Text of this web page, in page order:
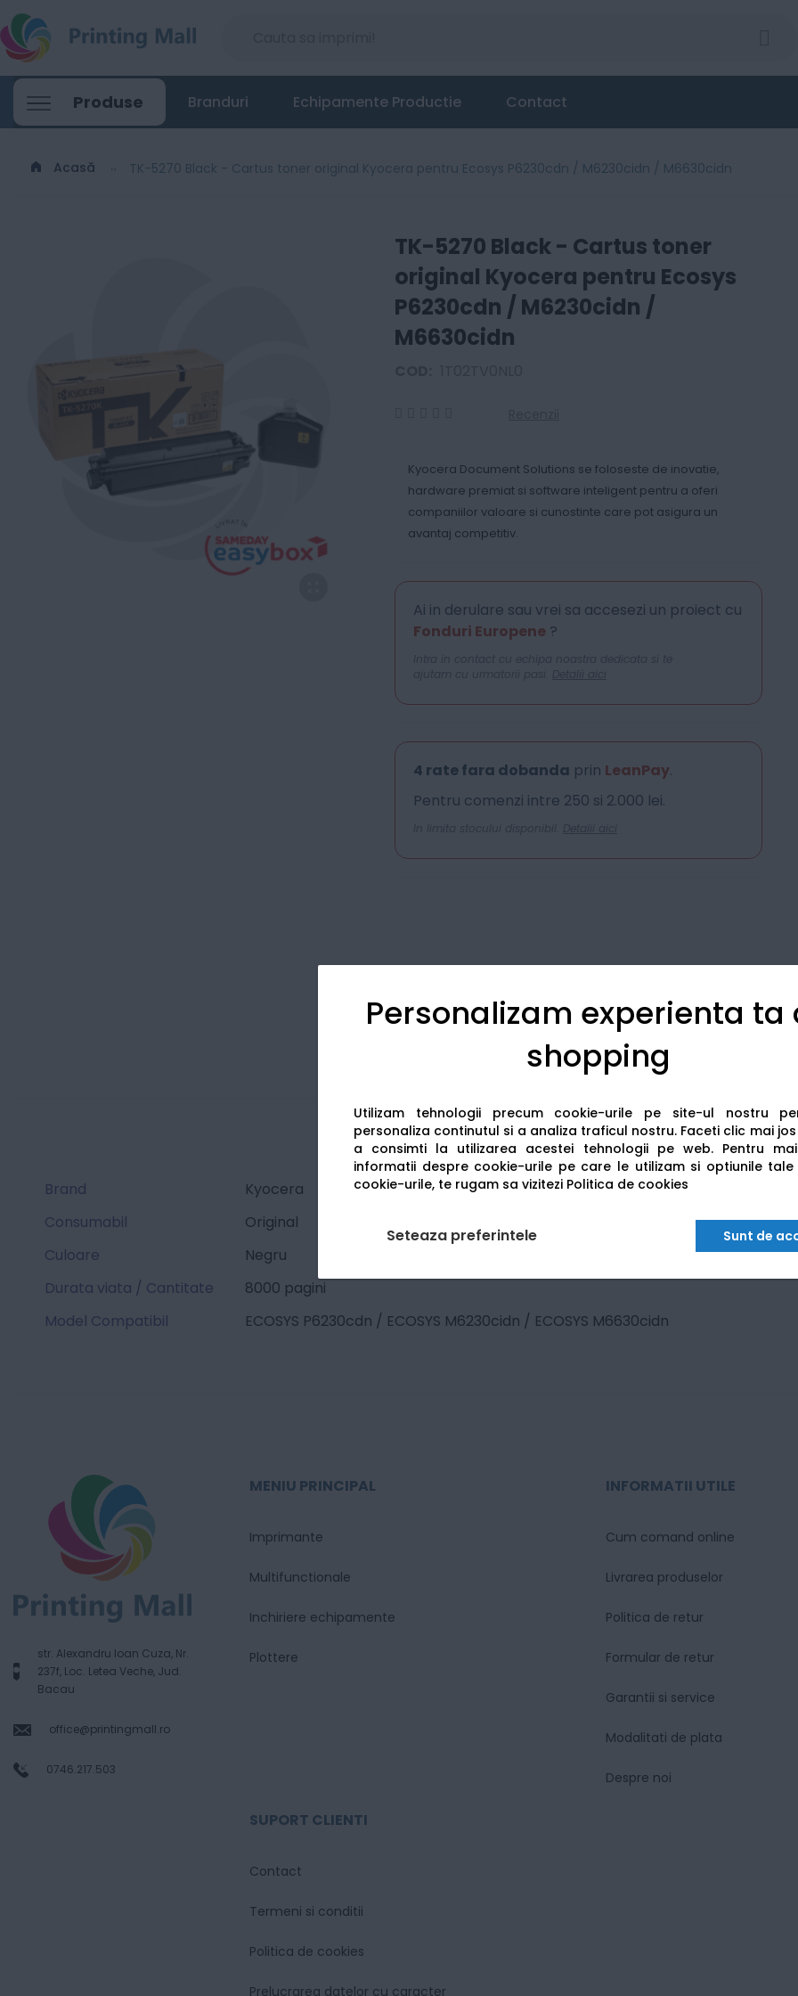
Personalizam experienta ta
shopping
Utilizam tehnologii precum cookie-urile pe site-ul nostru
personaliza continutul si a analiza traficul nostru. Faceti clic mai
a consimti la utilizarea acestei tehnologii pe web. Pentru
informatii despre cookie-urile pe care le utilizam si optiunile tale
cookie-urile, te rugam sa vizitezi Politica de cookies
Seteaza preferintele Sunt de
Produse Branduri Echipamente Productie Contact
Acasă TK-5270 Black - Cartus toner original Kyocera pentru Ecosys P6230cdn / M6230cidn / M6630cidn
TK-5270 Black - Cartus toner
original Kyocera pentru Ecosys
P6230cdn / M6230cidn /
M6630cidn
Kyocera Document Solutions se foloseste de inovatie,
hardware premiat si software inteligent pentru a oferi
companiilor valoare si cunostinte care pot asigura un
avantaj competitiv.
Ai in derulare sau vrei sa accesezi un proiect cu
Fonduri Europene?
Intra in contact cu echipa noastra dedicata si te
ajutam cu urmatorii pasi. Detalii aici
4 rate fara dobanda prin LeanPay.
Pentru comenzi intre 250 si 2.000 lei.
In limita stocului disponibil. Detalii aici
Detalii tehnice
Brand
Kyocera
Consumabil
Original
Culoare
Negru
Durata viata / Cantitate
8000 pagini
Model Compatibil
ECOSYS P6230cdn / ECOSYS M6230cidn / ECOSYS M6630cidn
Recenzii
str. Alexandru Ioan Cuza, Nr.
237f, Loc. Letea Veche, Jud.
Bacau
office@printingmall.ro
0746.217.503
MENIU PRINCIPAL
Imprimante
Multifunctionale
Inchiriere echipamente
Plottere
INFORMATII UTILE
Cum comand online
Livrarea produselor
Politica de retur
Formular de retur
Garantii si service
Modalitati de plata
Despre noi
SUPORT CLIENTI
Contact
Termeni si conditii
Politica de cookies
Prelucrarea datelor cu caracter